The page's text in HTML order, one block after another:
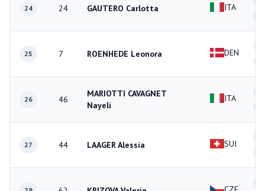
24 24 GAUTERO Carlotta ITA
25 7 ROENHEDE Leonora DEN
26 46
MARIOTTI CAVAGNET
Nayeli
ITA
27 44 LAAGER Alessia SUI